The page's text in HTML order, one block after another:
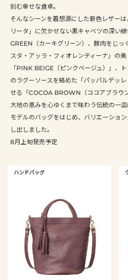
刻む幸せな食卓。
そんなシーンを着想源にした新色レザー
リータ」に欠かせない黒キャベツの深い
GREEN（カーキグリーン）、豚肉をじっ
スタ・アッラ・フィオレンティーナ」の
「PINK BEIGE（ピンクベージュ）」、
のラグーソースを絡めた「パッパルデッ
せる「COCOA BROWN（ココアブラウ
大地の恵みを心ゆくまで味わう伝統の一
モデルのバッグをはじめ、バリエーショ
し出しました。
8月上旬発売予定
ハンドバッグ